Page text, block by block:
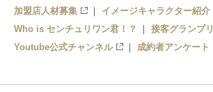
加盟店人材募集
イメージキャラクター紹介
Who is センチュリワン君！？
接客グランプリ
Youtube公式チャンネル
成約者アンケート